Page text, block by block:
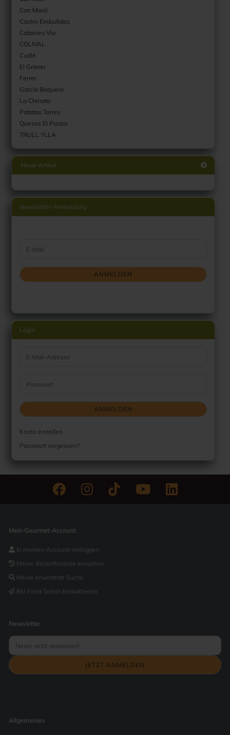
Can Masó
Castro Embutidos
Catanies Via
COLIVAL
Cudié
El Graner
Ferrer
García Baquero
La Chinata
Patatas Torres
Quesos El Pastor
TRULL YLLA
Neue Artikel
Newsletter-Anmeldung
E-Mail
ANMELDEN
Login
E-Mail-Adresse
Passwort
ANMELDEN
Konto erstellen
Passwort vergessen?
Mein Gourmet-Account
In meinen Account einloggen
Meine Bestellhistorie einsehen
Meine erweiterte Suche
BM Food Select kontaktieren
Newsletter
Allgemeines